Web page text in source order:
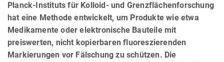
Planck-Instituts für Kolloid- und Grenzflächenforschung
hat eine Methode entwickelt, um Produkte wie etwa
Medikamente oder elektronische Bauteile mit
preiswerten, nicht kopierbaren fluoreszierenden
Markierungen vor Fälschung zu schützen. Die